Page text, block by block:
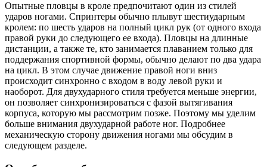
Опытные пловцы в кроле предпочитают один из стилей
ударов ногами. Спринтеры обычно плывут шестиударным
кролем: по шесть ударов на полный цикл рук (от одного входа
правой руки до следующего ее входа). Пловцы на длинные
дистанции, а также те, кто занимается плаванием только для
поддержания спортивной формы, обычно делают по два удара
на цикл. В этом случае движение правой ноги вниз
происходит синхронно с входом в воду левой руки и
наоборот. Для двухударного стиля требуется меньше энергии,
он позволяет синхронизироваться с фазой вытягивания
корпуса, которую мы рассмотрим позже. Поэтому мы уделим
больше внимания двухударной работе ног. Подробнее
механическую сторону движения ногами мы обсудим в
следующем разделе.